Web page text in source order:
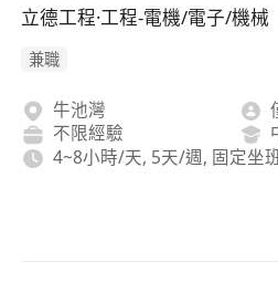
立德工程·工程-電機/電子/機械
兼職
牛池灣
不限經驗
4~8小時/天, 5天/週, 固定坐